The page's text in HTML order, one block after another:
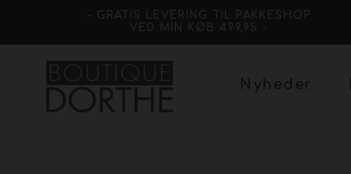
- GRATIS LEVERING TIL PAKKESHOP
VED MIN KØB 499,95 -
Nyheder